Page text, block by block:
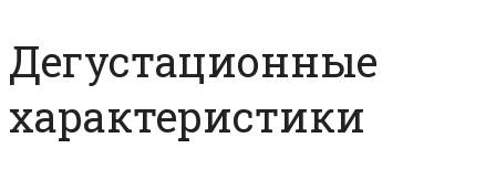
Дегустационные
характеристики